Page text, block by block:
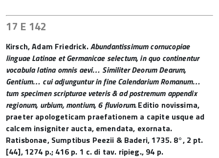
17 E 142
Kirsch, Adam Friedrick.Abundantissimum cornucopiae
linguae Latinae et Germanicae selectum, in quo continentur
vocabula latina omnis aevi… Similiter Deorum Dearum,
Gentium… cui adjunguntur in fine Calendarium Romanum…
tum specimen scripturae veteris & ad postremum appendix
regionum, urbium, montium, 6 fluviorum.Editio novissima,
praeter apologeticam praefationem a capite usque ad
calcem insigniter aucta, emendata, exornata.
Ratisbonae, Sumptibus Peezii & Baderi, 1735. 8°, 2 pt.
[44], 1274 p.; 416 p. 1 c. di tav. ripieg., 94 p.